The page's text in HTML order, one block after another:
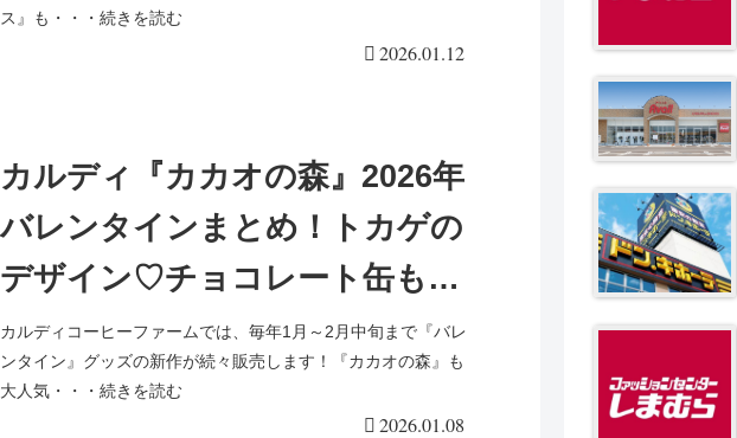
ス』も・・・続きを読む
2026.01.12
カルディ『カカオの森』2026年
バレンタインまとめ！トカゲの
デザイン♡チョコレート缶も人
気！種類・口コミまとめ！
カルディコーヒーファームでは、毎年1月～2月中旬まで『バレ
ンタイン』グッズの新作が続々販売します！『カカオの森』も
大人気・・・続きを読む
2026.01.08